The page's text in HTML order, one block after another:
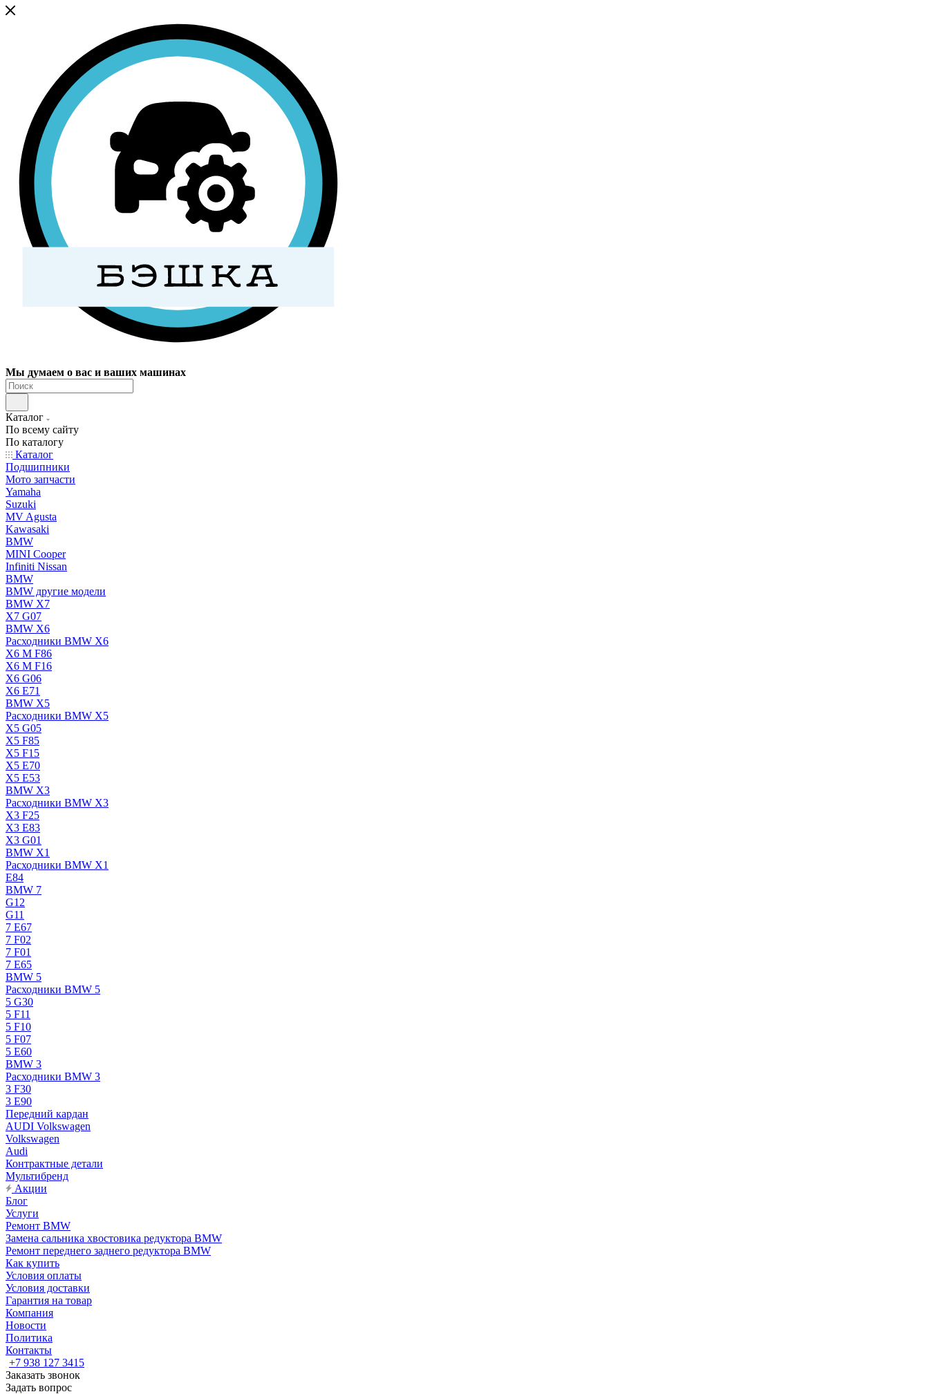
Мы думаем о вас и ваших машинах
Каталог
По всему сайту
По каталогу
Каталог
Подшипники
Мото запчасти
Yamaha
Suzuki
MV Agusta
Kawasaki
BMW
MINI Cooper
Infiniti Nissan
BMW
BMW другие модели
BMW X7
X7 G07
BMW X6
Расходники BMW X6
X6 M F86
X6 M F16
X6 G06
X6 E71
BMW X5
Расходники BMW X5
X5 G05
X5 F85
X5 F15
X5 E70
X5 E53
BMW X3
Расходники BMW X3
X3 F25
X3 E83
X3 G01
BMW X1
Расходники BMW X1
E84
BMW 7
G12
G11
7 Е67
7 F02
7 F01
7 E65
BMW 5
Расходники BMW 5
5 G30
5 F11
5 F10
5 F07
5 E60
BMW 3
Расходники BMW 3
3 F30
3 E90
Передний кардан
AUDI Volkswagen
Volkswagen
Audi
Контрактные детали
Мультибренд
Акции
Блог
Услуги
Ремонт BMW
Замена сальника хвостовика редуктора BMW
Ремонт переднего заднего редуктора BMW
Как купить
Условия оплаты
Условия доставки
Гарантия на товар
Компания
Новости
Политика
Контакты
+7 938 127 3415
Заказать звонок
Задать вопрос